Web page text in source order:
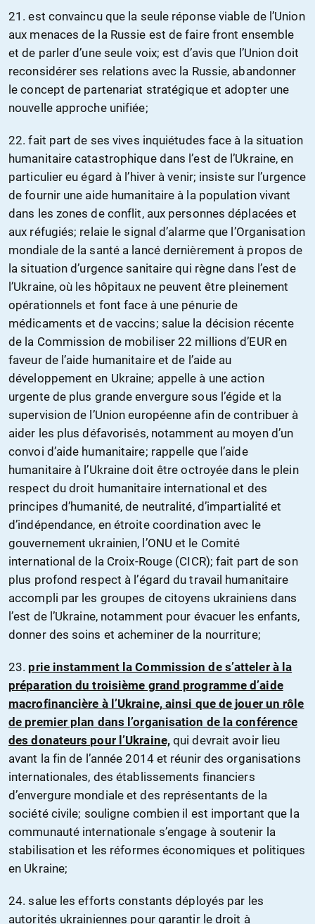
21. est convaincu que la seule réponse viable de l’Union
aux menaces de la Russie est de faire front ensemble
et de parler d’une seule voix; est d’avis que l’Union doit
reconsidérer ses relations avec la Russie, abandonner
le concept de partenariat stratégique et adopter une
nouvelle approche unifiée;
22. fait part de ses vives inquiétudes face à la situation
humanitaire catastrophique dans l’est de l’Ukraine, en
particulier eu égard à l’hiver à venir; insiste sur l’urgence
de fournir une aide humanitaire à la population vivant
dans les zones de conflit, aux personnes déplacées et
aux réfugiés; relaie le signal d’alarme que l’Organisation
mondiale de la santé a lancé dernièrement à propos de
la situation d’urgence sanitaire qui règne dans l’est de
l’Ukraine, où les hôpitaux ne peuvent être pleinement
opérationnels et font face à une pénurie de
médicaments et de vaccins; salue la décision récente
de la Commission de mobiliser 22 millions d’EUR en
faveur de l’aide humanitaire et de l’aide au
développement en Ukraine; appelle à une action
urgente de plus grande envergure sous l’égide et la
supervision de l’Union européenne afin de contribuer à
aider les plus défavorisés, notamment au moyen d’un
convoi d’aide humanitaire; rappelle que l’aide
humanitaire à l’Ukraine doit être octroyée dans le plein
respect du droit humanitaire international et des
principes d’humanité, de neutralité, d’impartialité et
d’indépendance, en étroite coordination avec le
gouvernement ukrainien, l’ONU et le Comité
international de la Croix-Rouge (CICR); fait part de son
plus profond respect à l’égard du travail humanitaire
accompli par les groupes de citoyens ukrainiens dans
l’est de l’Ukraine, notamment pour évacuer les enfants,
donner des soins et acheminer de la nourriture;
23. prie instamment la Commission de s’atteler à la
préparation du troisième grand programme d’aide
macrofinancière à l’Ukraine, ainsi que de jouer un rôle
de premier plan dans l’organisation de la conférence
des donateurs pour l’Ukraine,qui devrait avoir lieu
avant la fin de l’année 2014 et réunir des organisations
internationales, des établissements financiers
d’envergure mondiale et des représentants de la
société civile; souligne combien il est important que la
communauté internationale s’engage à soutenir la
stabilisation et les réformes économiques et politiques
en Ukraine;
24. salue les efforts constants déployés par les
autorités ukrainiennes pour garantir le droit à